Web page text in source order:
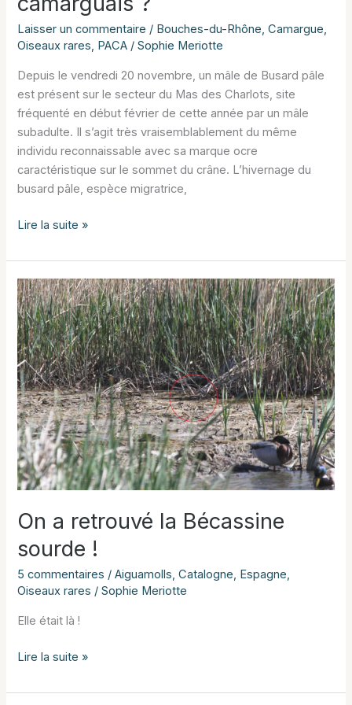
Laisser un commentaire / Bouches-du-Rhône,Camargue,
Oiseaux rares, PACA /Sophie Meriotte
Depuis le vendredi 20 novembre, un mâle de Busard pâle
est présent sur le secteur du Mas des Charlots, site
fréquenté en début février de cette année par un mâle
subadulte. Il s’agit très vraisemblablement du même
individu reconnaissable avec sa marque ocre
caractéristique sur le sommet du crâne. L’hivernage du
busard pâle, espèce migratrice,
Busard
un
hivernant
camarguais
?
Lire la suite »
On a retrouvé la Bécassine
sourde !
5 commentaires /Aiguamolls,Catalogne, Espagne,
Oiseaux rares /Sophie Meriotte
Elle était là !
On
retrouvé
Lire la suite »